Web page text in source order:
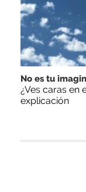
No es tu
¿Ves caras en
explicación